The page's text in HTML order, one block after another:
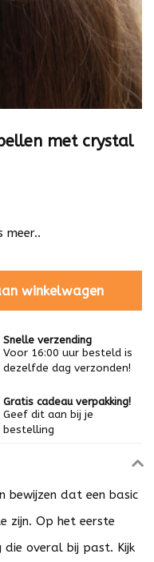
met crystal
meer..
winkelwagen
Snelle verzending
Voor 16:00 uur besteld is
dezelfde dag verzonden!
Gratis cadeau verpakking!
Geef dit aan bij je
bestelling
bewijzen dat een basic
zijn. Op het eerste
die overal bij past. Kijk